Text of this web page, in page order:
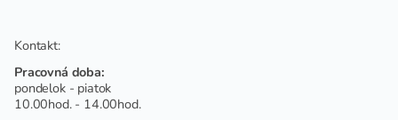
Kontakt:
Pracovná doba:
pondelok - piatok
10.00hod. - 14.00hod.